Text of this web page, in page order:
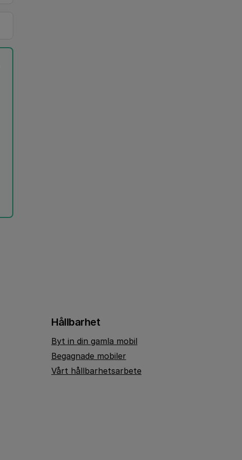
Hållbarhet
Byt in din gamla mobil
Begagnade mobiler
Vårt hållbarhetsarbete